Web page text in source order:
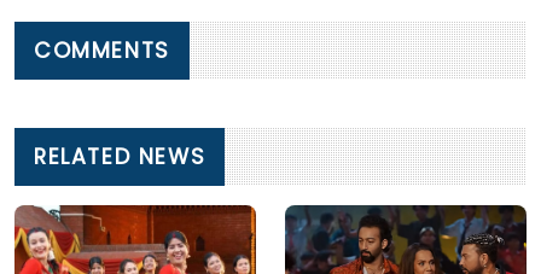
COMMENTS
RELATED NEWS